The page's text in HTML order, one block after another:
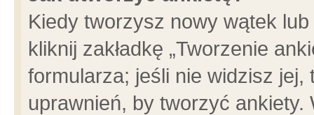
Kiedy tworzysz nowy wątek
kliknij zakładkę „Tworzenie
formularza; jeśli nie widzisz
uprawnień, by tworzyć ankiety.